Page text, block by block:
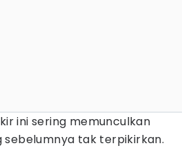
ini sering memunculkan
sebelumnya tak terpikirkan.